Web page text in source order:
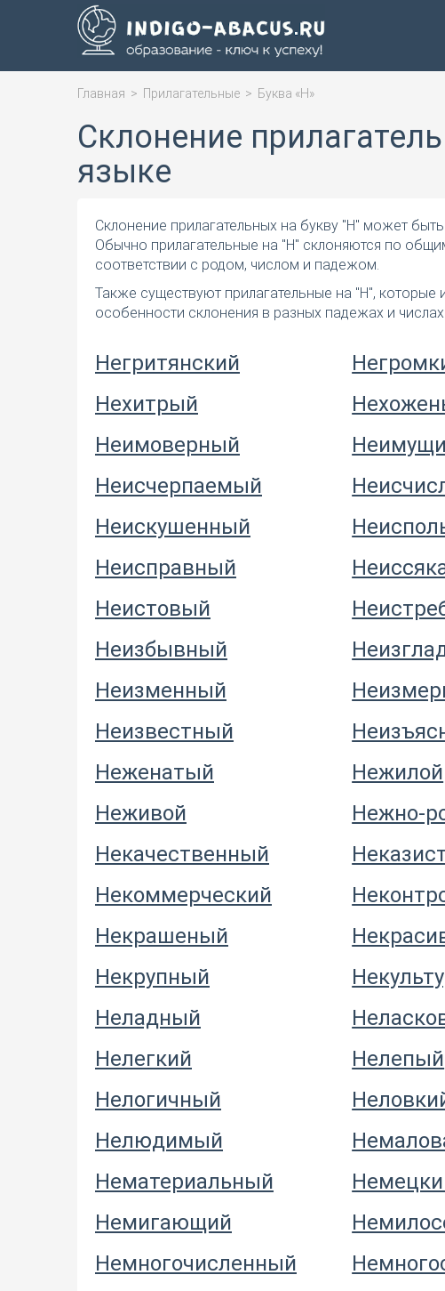
Главная > Прилагательные > Буква «Н»
Склонение
языке
Склонение прилагательных на букву "Н" может
Обычно прилагательные на "Н" склоняются по
соответствии с родом, числом и падежом.
Также существуют прилагательные на "Н",
особенности склонения в разных падежах и
Негритянский
Нехитрый
Неимоверный
Неисчерпаемый
Неискушенный
Неисправный
Неистовый
Неизбывный
Неизменный
Неизвестный
Неженатый
Нежилой
Неживой
Нежно-
Некачественный
Некоммерческий
Некрашеный
Некрупный
Неладный
Нелегкий
Нелепый
Нелогичный
Нелюдимый
Нематериальный
Немигающий
Немногочисленный